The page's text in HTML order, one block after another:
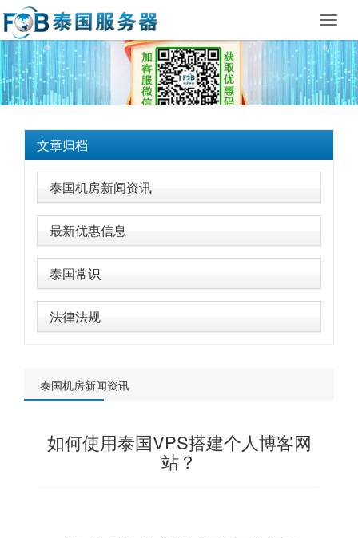
文章归档
泰国机房新闻资讯
最新优惠信息
泰国常识
法律法规
泰国机房新闻资讯
如何使用泰国VPS搭建个人博客网
站？